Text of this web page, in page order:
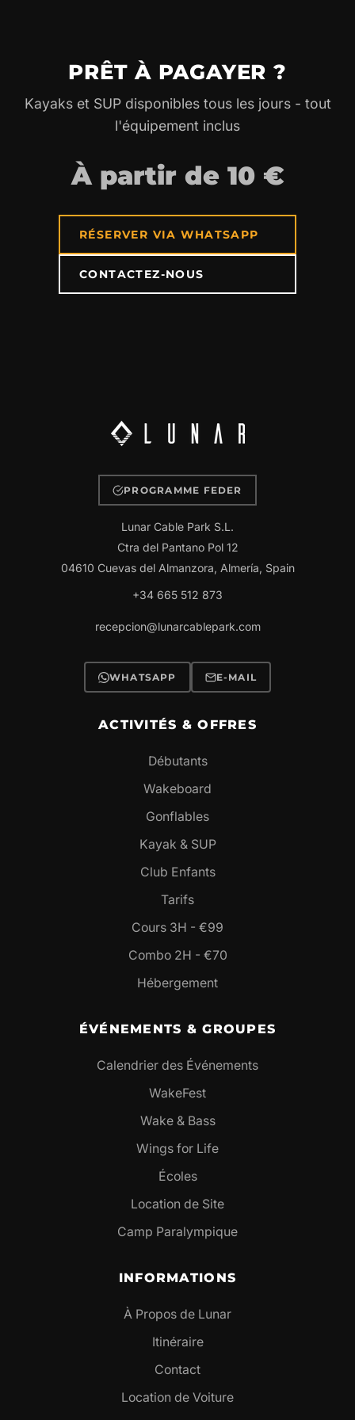
PRÊT À PAGAYER ?
Kayaks et SUP disponibles tous les jours - tout
l'équipement inclus
À partir de 10 €
RÉSERVER VIA WHATSAPP
CONTACTEZ-NOUS
PROGRAMME FEDER
Lunar Cable Park S.L.
Ctra del Pantano Pol 12
04610 Cuevas del Almanzora, Almería, Spain
+34 665 512 873
recepcion@lunarcablepark.com
WHATSAPP E-MAIL
ACTIVITÉS & OFFRES
Débutants
Wakeboard
Gonflables
Kayak & SUP
Club Enfants
Tarifs
Cours 3H - €99
Combo 2H - €70
Hébergement
ÉVÉNEMENTS & GROUPES
Calendrier des Événements
WakeFest
Wake & Bass
Wings for Life
Écoles
Location de Site
Camp Paralympique
INFORMATIONS
À Propos de Lunar
Itinéraire
Contact
Location de Voiture